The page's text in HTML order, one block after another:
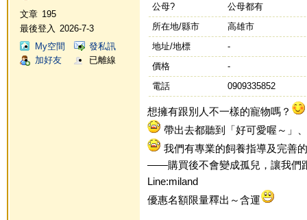
文章 195
最後登入
2026-7-3
My空間
發私訊
加好友
已離線
公母?
公母都有
所在地/縣市
高雄市
地址/地標
-
價格
-
電話
0909335852
想擁有跟別人不一樣的寵物嗎？
帶出去都聽到「好可愛喔～」
我們有專業的飼養指導及完善
——購買後不會變成孤兒，讓我們
Line:miland
優惠名額限量釋出～含運